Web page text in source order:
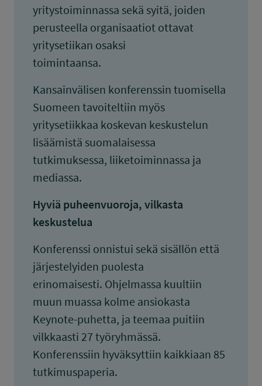
yritystoiminnassa sekä syitä, joiden
perusteella organisaatiot ottavat
yritysetiikan osaksi
toimintaansa.
Kansainvälisen konferenssin tuomisella
Suomeen tavoiteltiin myös
yritysetiikkaa koskevan keskustelun
lisäämistä suomalaisessa
tutkimuksessa, liiketoiminnassa ja
mediassa.
Hyviä puheenvuoroja, vilkasta
keskustelua
Konferenssi onnistui sekä sisällön että
järjestelyiden puolesta
erinomaisesti. Ohjelmassa kuultiin
muun muassa kolme ansiokasta
Keynote-puhetta, ja teemaa puitiin
vilkkaasti 27 työryhmässä.
Konferenssiin hyväksyttiin kaikkiaan 85
tutkimuspaperia.